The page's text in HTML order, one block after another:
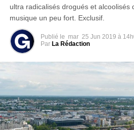
ultra radicalisés drogués et alcoolisés
musique un peu fort. Exclusif.
Publié le mar 25 Jun 2019 à
Par La Rédaction